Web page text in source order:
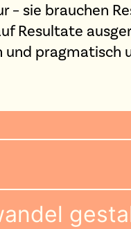
– sie brauchen
Resultate
pragmatisch